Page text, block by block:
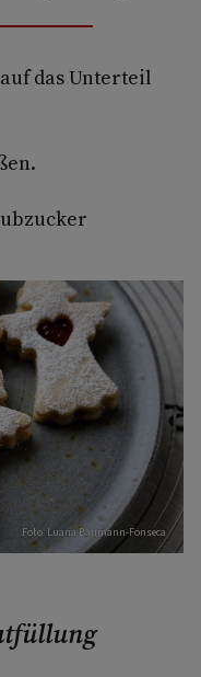
das Unterteil
Foto: Luana Baumann-Fonseca